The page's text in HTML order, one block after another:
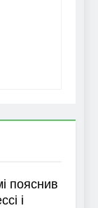
пояснив
і